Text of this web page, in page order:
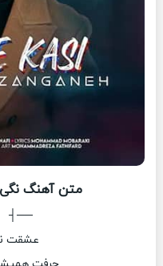
متن آهنگ
├──
عشقت